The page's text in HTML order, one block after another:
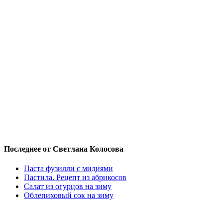
Последнее от Светлана Колосова
Паста фузилли с мидиями
Пастила. Рецепт из абрикосов
Салат из огурцов на зиму
Облепиховый сок на зиму